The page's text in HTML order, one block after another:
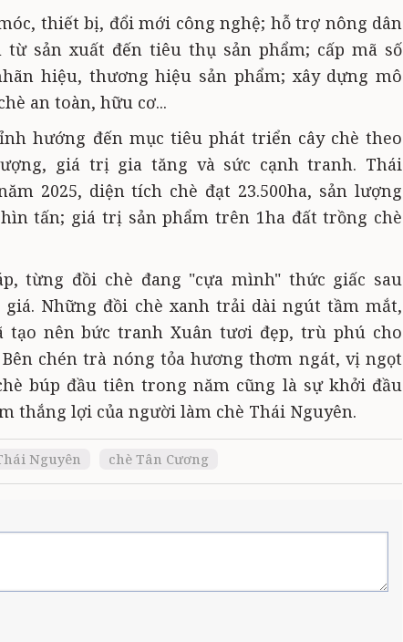
thiết bị, đổi mới công nghệ; hỗ trợ nông dân
sản xuất đến tiêu thụ sản phẩm; cấp mã số
hiệu, thương hiệu sản phẩm; xây dựng mô
an toàn, hữu cơ...
hướng đến mục tiêu phát triển cây chè theo
giá trị gia tăng và sức cạnh tranh. Thái
2025, diện tích chè đạt 23.500ha, sản lượng
tấn; giá trị sản phẩm trên 1ha đất trồng chè
từng đồi chè đang "cựa mình" thức giấc sau
Những đồi chè xanh trải dài ngút tầm mắt,
tạo nên bức tranh Xuân tươi đẹp, trù phú cho
chén trà nóng tỏa hương thơm ngát, vị ngọt
búp đầu tiên trong năm cũng là sự khởi đầu
thắng lợi của người làm chè Thái Nguyên.
Nguyên chè Tân Cương